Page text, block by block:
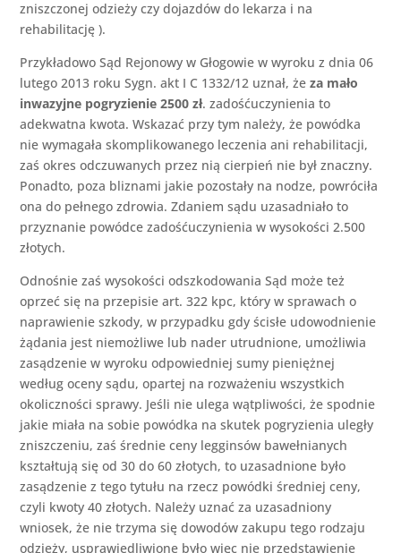
zniszczonej odzieży czy dojazdów do lekarza i na
rehabilitację ).
Przykładowo Sąd Rejonowy w Głogowie w wyroku z dnia 06
lutego 2013 roku Sygn. akt I C 1332/12 uznał, żeza mało
inwazyjne pogryzienie 2500 zł. zadośćuczynienia to
adekwatna kwota. Wskazać przy tym należy, że powódka
nie wymagała skomplikowanego leczenia ani rehabilitacji,
zaś okres odczuwanych przez nią cierpień nie był znaczny.
Ponadto, poza bliznami jakie pozostały na nodze, powróciła
ona do pełnego zdrowia. Zdaniem sądu uzasadniało to
przyznanie powódce zadośćuczynienia w wysokości 2.500
złotych.
Odnośnie zaś wysokości odszkodowania Sąd może też
oprzeć się na przepisie art. 322 kpc, który w sprawach o
naprawienie szkody, w przypadku gdy ścisłe udowodnienie
żądania jest niemożliwe lub nader utrudnione, umożliwia
zasądzenie w wyroku odpowiedniej sumy pieniężnej
według oceny sądu, opartej na rozważeniu wszystkich
okoliczności sprawy. Jeśli nie ulega wątpliwości, że spodnie
jakie miała na sobie powódka na skutek pogryzienia uległy
zniszczeniu, zaś średnie ceny legginsów bawełnianych
kształtują się od 30 do 60 złotych, to uzasadnione było
zasądzenie z tego tytułu na rzecz powódki średniej ceny,
czyli kwoty 40 złotych. Należy uznać za uzasadniony
wniosek, że nie trzyma się dowodów zakupu tego rodzaju
odzieży, usprawiedliwione było więc nie przedstawienie